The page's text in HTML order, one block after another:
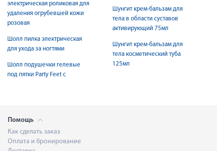
электрическая роликовая для
удаления огрубевшей кожи
розовая
Шолл пилка электрическая
для ухода за ногтями
Шолл подушечки гелевые
под пятки Party Feet с
Шунгит крем-бальзам для
тела в области суставов
активирующий 75мл
Шунгит крем-бальзам для
тела косметический туба
125мл
Помощь
Как сделать заказ
Оплата и бронирование